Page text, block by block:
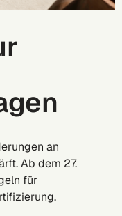
an
Ab dem 27.
für